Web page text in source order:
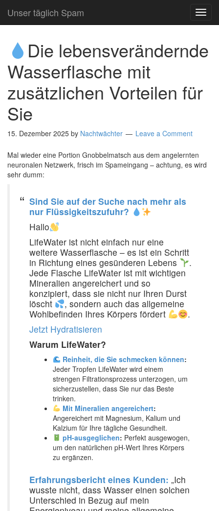
Unser täglich Spam
Die lebensverändernde
Wasserflasche mit
zusätzlichen Vorteilen für
Sie
15. Dezember 2025 by Nachtwächter Leave a Comment
Mal wieder eine Portion Gnobbelmatsch aus dem angelernten
neuronalen Netzwerk, frisch im Spameingang – achtung, es wird
sehr dumm:
Sind Sie auf der Suche nach mehr als
nur Flüssigkeitszufuhr?
Hallo
LifeWater ist nicht einfach nur eine
weitere Wasserflasche – es ist ein Schritt
in Richtung eines gesünderen Lebens
.
Jede Flasche LifeWater ist mit wichtigen
Mineralien angereichert und so
konzipiert, dass sie nicht nur Ihren Durst
löscht
, sondern auch das allgemeine
Wohlbefinden Ihres Körpers fördert
.
Jetzt Hydratisieren
Warum LifeWater?
Reinheit, die Sie schmecken können:
Jeder Tropfen LifeWater wird einem
strengen Filtrationsprozess unterzogen, um
sicherzustellen, dass Sie nur das Beste
trinken.
Mit Mineralien angereichert:
Angereichert mit Magnesium, Kalium und
Kalzium für Ihre tägliche Gesundheit.
pH-ausgeglichen: Perfekt ausgewogen,
um den natürlichen pH-Wert Ihres Körpers
zu ergänzen.
Erfahrungsbericht eines Kunden: „Ich
wusste nicht, dass Wasser einen solchen
Unterschied in Bezug auf mein